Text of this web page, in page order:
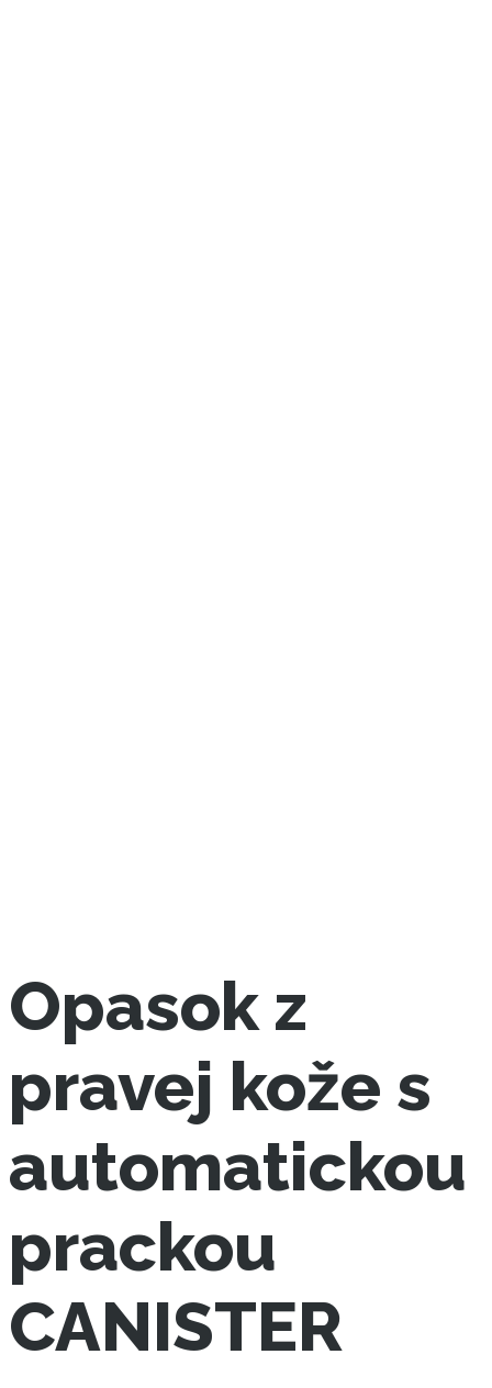
Opasok z
pravej kože s
automatickou
prackou
CANISTER